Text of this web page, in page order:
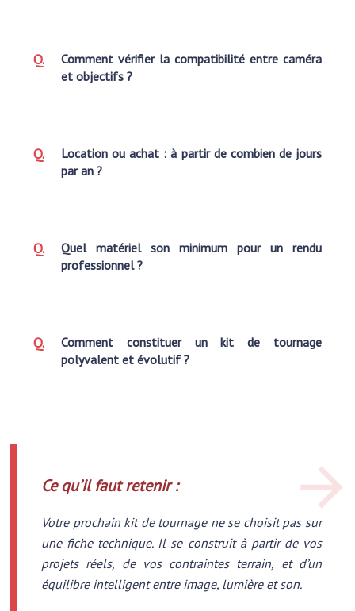
Comment vérifier la compatibilité entre caméra
et objectifs ?
Location ou achat : à partir de combien de jours
par an ?
Quel matériel son minimum pour un rendu
professionnel ?
Comment constituer un kit de tournage
polyvalent et évolutif ?
Ce qu’il faut retenir :
Votre prochain kit de tournage ne se choisit pas sur
une fiche technique. Il se construit à partir de vos
projets réels, de vos contraintes terrain, et d’un
équilibre intelligent entre image, lumière et son.